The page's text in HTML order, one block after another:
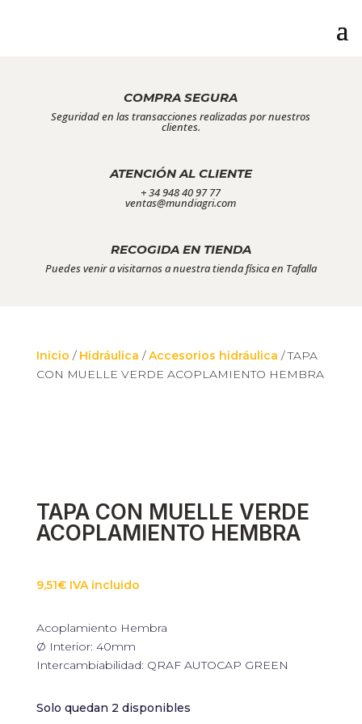
COMPRA SEGURA
Seguridad en las transacciones realizadas por nuestros
clientes.
ATENCIÓN AL CLIENTE
+ 34 948 40 97 77
ventas@mundiagri.com
RECOGIDA EN TIENDA
Puedes venir a visitarnos a nuestra tienda física en Tafalla
Inicio / Hidráulica /Accesorios hidráulica / TAPA
CON MUELLE VERDE ACOPLAMIENTO HEMBRA
TAPA CON MUELLE VERDE
ACOPLAMIENTO HEMBRA
9,51€ IVA incluido
Acoplamiento Hembra
Ø Interior: 40mm
Intercambiabilidad: QRAF AUTOCAP GREEN
Solo quedan 2 disponibles
funcione la
web.
Estadísticas
mejorar la
funcionalidad
y estructura
de la web, en